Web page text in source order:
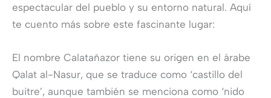
espectacular del pueblo y su entorno natural. Aquí
te cuento más sobre este fascinante lugar:
El nombre Calatañazor tiene su origen en el árabe
Qalat al-Nasur, que se traduce como ‘castillo del
buitre’, aunque también se menciona como ‘nido